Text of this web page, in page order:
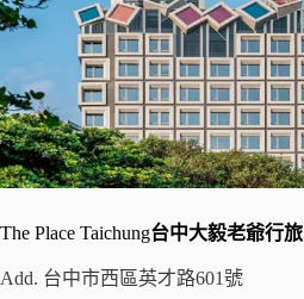
The Place Taichung台中大毅老爺行旅
Add. 台中市西區英才路601號